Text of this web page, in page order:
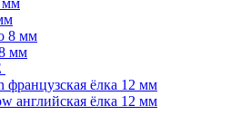
мм
8 мм
мм
французская ёлка 12 мм
английская ёлка 12 мм